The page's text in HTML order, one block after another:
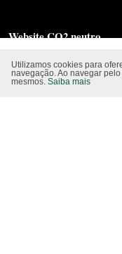
Website CO2 neutro
Utilizamos cookies para
navegação. Ao navegar
mesmos. Saiba mais